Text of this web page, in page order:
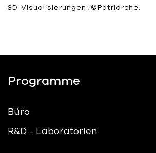
3D-Visualisierungen: ©Patriarche.
Programme
Büro
R&D - Laboratorien